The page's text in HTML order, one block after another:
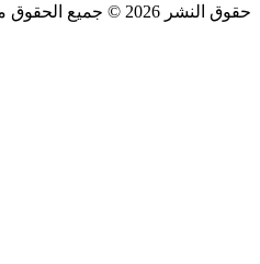
حقوق النشر 2026 © جميع الحقوق محفوظة